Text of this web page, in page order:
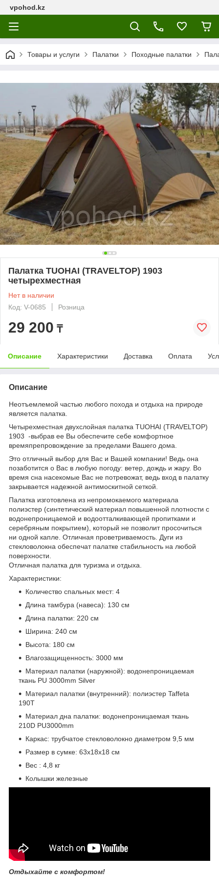
vpohod.kz
Товары и услуги Палатки Походные палатки
Палатка TUOHAI (TRAVELTOP) 1903
четырехместная
Нет в наличии
Код: V-0685
Розница
29 200 ₸
Описание Характеристики Доставка Оплата
Описание
Неотъемлемой частью любого похода и отдыха на природе
является палатка.
Четырехместная двухслойная палатка TUOHAI (TRAVELTOP)
1903 -выбрав ее Вы обеспечите себе комфортное
времяпрепровождение за пределами Вашего дома.
Это отличный выбор для Вас и Вашей компании! Ведь она
позаботится о Вас в любую погоду: ветер, дождь и жару. Во
время сна насекомые Вас не потревожат, ведь вход в палатку
закрывается надежной антимоскитной сеткой.
Палатка изготовлена из непромокаемого материала
полиэстер (синтетический материал повышенной плотности с
водонепроницаемой и водоотталкивающей пропитками и
серебряным покрытием), который не позволит просочиться
ни одной капле. Отличная проветриваемость. Дуги из
стекловолокна обеспечат палатке стабильность на любой
поверхности.
Отличная палатка для туризма и отдыха.
Характеристики:
Количество спальных мест: 4
Длина тамбура (навеса): 130 см
Длина палатки: 220 см
Ширина: 240 см
Высота: 180 см
Влагозащищенность: 3000 мм
Материал палатки (наружной): водонепроницаемая
ткань PU 3000mm Silver
Материал палатки (внутренний): полиэстер Taffeta
190T
Материал дна палатки: водонепроницаемая ткань
210D PU3000mm
Каркас: трубчатое стекловолокно диаметром 9,5 мм
Размер в сумке: 63х18х18 см
Вес : 4,8 кг
Колышки железные
Отдыхайте с комфортом!